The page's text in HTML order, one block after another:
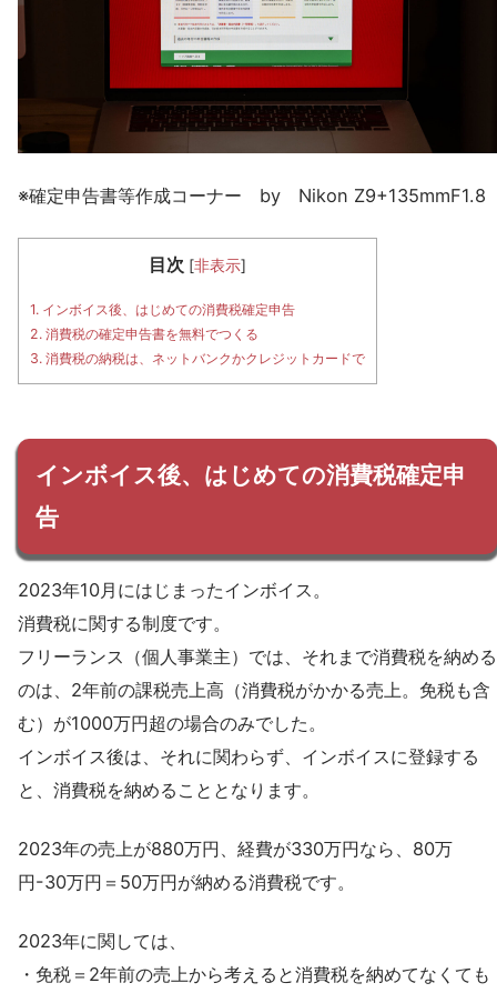
※確定申告書等作成コーナー by Nikon Z9+135mmF1.8
目次 [非表示]
1. インボイス後、はじめての消費税確定申告
2. 消費税の確定申告書を無料でつくる
3. 消費税の納税は、ネットバンクかクレジットカードで
インボイス後、はじめての消費税確定申
告
2023年10月にはじまったインボイス。
消費税に関する制度です。
フリーランス（個人事業主）では、それまで消費税を納める
のは、2年前の課税売上高（消費税がかかる売上。免税も含
む）が1000万円超の場合のみでした。
インボイス後は、それに関わらず、インボイスに登録する
と、消費税を納めることとなります。
2023年の売上が880万円、経費が330万円なら、80万
円-30万円＝50万円が納める消費税です。
2023年に関しては、
・免税＝2年前の売上から考えると消費税を納めてなくても